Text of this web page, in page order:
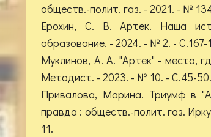
обществ.-полит. газ. - 2021. - №
Ерохин, С. В. Артек. Наша
образование. - 2024. - № 2. - С.167-
Муклинов, А. А. "Артек" - место,
Методист. - 2023. - № 10. - С.45-50.
Привалова, Марина. Триумф в
правда : обществ.-полит. газ.
11.